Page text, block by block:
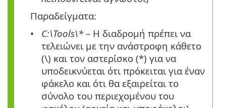
Παραδείγματα:
C:\Tools\*– Η διαδρομή πρέπει να
τελειώνει με την ανάστροφη κάθετο
(\) και τον αστερίσκο(*) για να
υποδεικνύεται ότι πρόκειται για έναν
φάκελο και ότι θα εξαιρείται το
σύνολο του περιεχομένου του